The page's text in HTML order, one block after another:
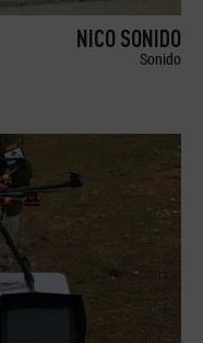
NICO SONIDO
Sonido